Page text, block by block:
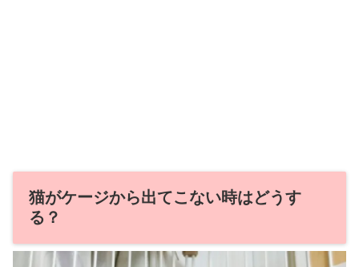
猫がケージから出てこない時はどうす
る？